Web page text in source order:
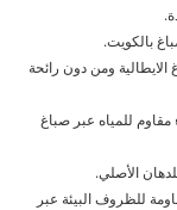
بالكويت.
ومن دون رائحة
مقاوم للمياه عبر صباغ
الأصلي.
للظروف البيئة عبر